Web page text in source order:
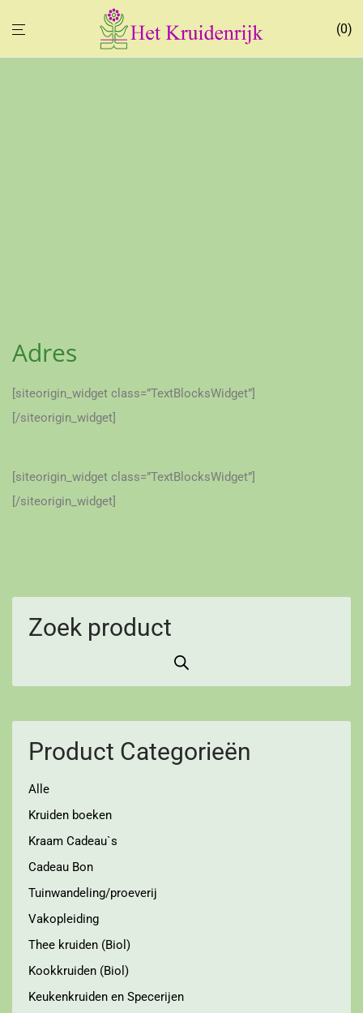
0
Adres
[siteorigin_widget class=”TextBlocksWidget”]
[/siteorigin_widget]
[siteorigin_widget class=”TextBlocksWidget”]
[/siteorigin_widget]
Zoek product
Product Categorieën
Alle
Kruiden boeken
Kraam Cadeau`s
Cadeau Bon
Tuinwandeling/proeverij
Vakopleiding
Thee kruiden (Biol)
Kookkruiden (Biol)
Keukenkruiden en Specerijen